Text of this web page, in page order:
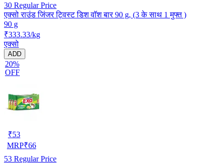
30 Regular Price
एक्सो राउंड जिंजर ट्विस्ट डिश वॉश बार 90 g, (3 के साथ 1 मुफ्त )
90 g
₹333.33/kg
एक्सो
ADD
20%
OFF
₹53
MRP₹66
53 Regular Price